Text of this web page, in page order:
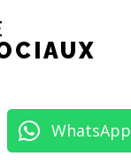
WhatsApp